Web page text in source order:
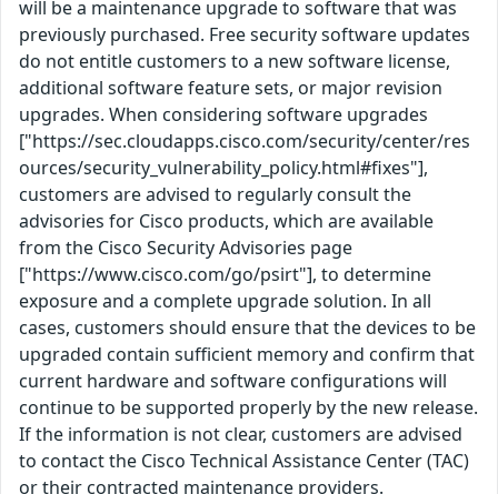
will be a maintenance upgrade to software that was
previously purchased. Free security software updates
do not entitle customers to a new software license,
additional software feature sets, or major revision
upgrades. When considering software upgrades
["https://sec.cloudapps.cisco.com/security/center/res
ources/security_vulnerability_policy.html#fixes"],
customers are advised to regularly consult the
advisories for Cisco products, which are available
from the Cisco Security Advisories page
["https://www.cisco.com/go/psirt"], to determine
exposure and a complete upgrade solution. In all
cases, customers should ensure that the devices to be
upgraded contain sufficient memory and confirm that
current hardware and software configurations will
continue to be supported properly by the new release.
If the information is not clear, customers are advised
to contact the Cisco Technical Assistance Center (TAC)
or their contracted maintenance providers.